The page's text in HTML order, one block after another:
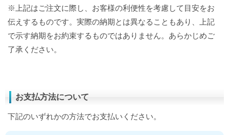
※上記はご注文に際し、お客様の利便性を考慮して目安をお
伝えするものです。実際の納期とは異なることもあり、上記
で示す納期をお約束するものではありません。あらかじめご
了承ください。
お支払方法について
下記のいずれかの方法でお支払いください。